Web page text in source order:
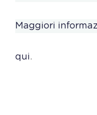
Maggiori
qui.